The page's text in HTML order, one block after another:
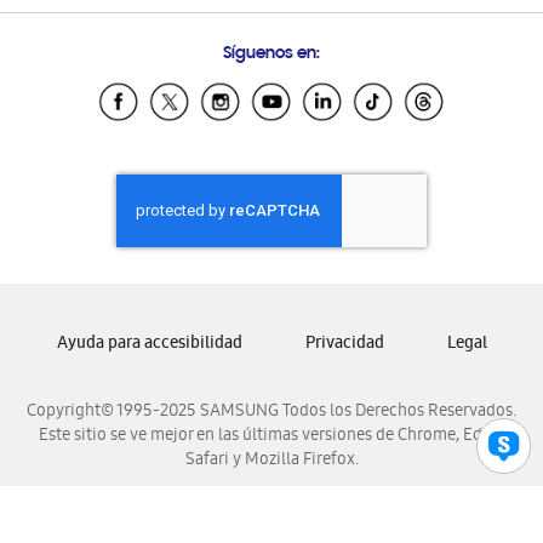
Samsung Ecuador
Samsung El Salvador
Samsung Honduras
Samsung Nicaragua
Samsung Panamá
Samsung Venezuela
Síguenos en:
Copyright© 1995-2025 SAMSUNG Todos los Derechos Reservados.
Este sitio se ve mejor en las últimas versiones de Chrome, Edge,
Safari y Mozilla Firefox.
Ayuda para accesibilidad Privacidad Legal